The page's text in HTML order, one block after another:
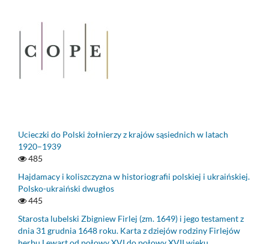
Ucieczki do Polski żołnierzy z krajów sąsiednich w latach
1920–1939
485
Hajdamacy i koliszczyzna w historiografii polskiej i ukraińskiej.
Polsko-ukraiński dwugłos
445
Starosta lubelski Zbigniew Firlej (zm. 1649) i jego testament z
dnia 31 grudnia 1648 roku. Karta z dziejów rodziny Firlejów